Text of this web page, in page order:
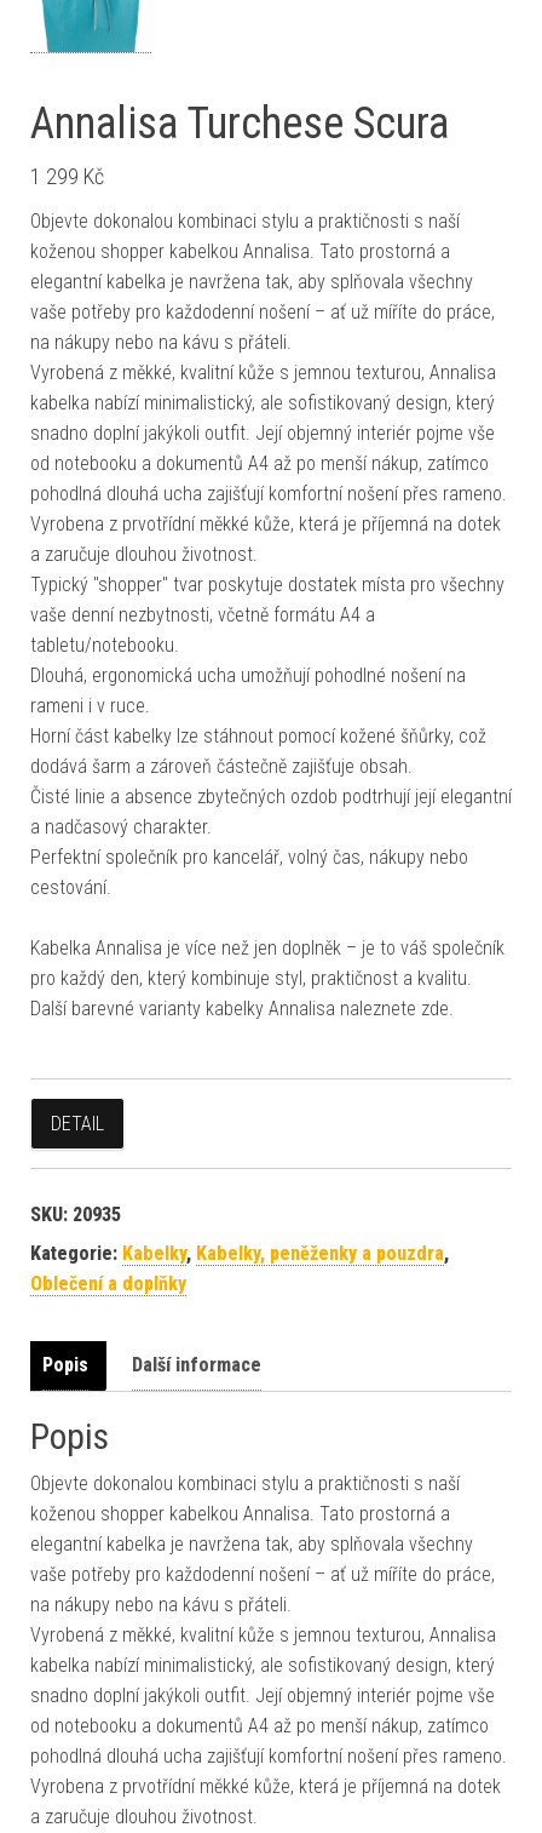
Annalisa Turchese Scura
1 299 Kč
Objevte dokonalou kombinaci stylu a praktičnosti s naší
koženou shopper kabelkou Annalisa. Tato prostorná a
elegantní kabelka je navržena tak, aby splňovala všechny
vaše potřeby pro každodenní nošení – ať už míříte do práce,
na nákupy nebo na kávu s přáteli.
Vyrobená z měkké, kvalitní kůže s jemnou texturou, Annalisa
kabelka nabízí minimalistický, ale sofistikovaný design, který
snadno doplní jakýkoli outfit. Její objemný interiér pojme vše
od notebooku a dokumentů A4 až po menší nákup, zatímco
pohodlná dlouhá ucha zajišťují komfortní nošení přes rameno.
Vyrobena z prvotřídní měkké kůže, která je příjemná na dotek
a zaručuje dlouhou životnost.
Typický "shopper" tvar poskytuje dostatek místa pro všechny
vaše denní nezbytnosti, včetně formátu A4 a
tabletu/notebooku.
Dlouhá, ergonomická ucha umožňují pohodlné nošení na
rameni i v ruce.
Horní část kabelky lze stáhnout pomocí kožené šňůrky, což
dodává šarm a zároveň částečně zajišťuje obsah.
Čisté linie a absence zbytečných ozdob podtrhují její elegantní
a nadčasový charakter.
Perfektní společník pro kancelář, volný čas, nákupy nebo
cestování.
Kabelka Annalisa je více než jen doplněk – je to váš společník
pro každý den, který kombinuje styl, praktičnost a kvalitu.
Další barevné varianty kabelky Annalisa naleznete zde.
DETAIL
SKU: 20935
Kategorie: Kabelky, Kabelky, peněženky a pouzdra,
Oblečení a doplňky
Popis Další informace
Popis
Objevte dokonalou kombinaci stylu a praktičnosti s naší
koženou shopper kabelkou Annalisa. Tato prostorná a
elegantní kabelka je navržena tak, aby splňovala všechny
vaše potřeby pro každodenní nošení – ať už míříte do práce,
na nákupy nebo na kávu s přáteli.
Vyrobená z měkké, kvalitní kůže s jemnou texturou, Annalisa
kabelka nabízí minimalistický, ale sofistikovaný design, který
snadno doplní jakýkoli outfit. Její objemný interiér pojme vše
od notebooku a dokumentů A4 až po menší nákup, zatímco
pohodlná dlouhá ucha zajišťují komfortní nošení přes rameno.
Vyrobena z prvotřídní měkké kůže, která je příjemná na dotek
a zaručuje dlouhou životnost.